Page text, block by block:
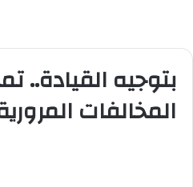
بتوجيه القيادة..
المخالفات